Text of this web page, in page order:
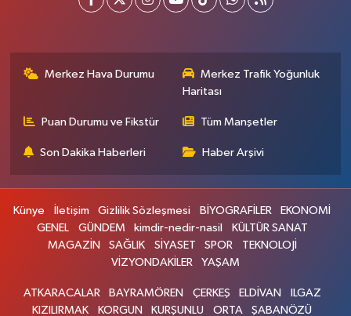
Merkez Hava Durumu
Merkez Trafik Yoğunluk
Haritası
Puan Durumu ve Fikstür Tüm Manşetler
Son Dakika Haberleri Haber Arşivi
Künye İletişim Gizlilik Sözleşmesi BİYOGRAFİLER
EKONOMİ
GENEL
GÜNDEM kimdir-nedir-nasil
KÜLTÜR SANAT
MAGAZİN
SAĞLIK SİYASET SPOR
TEKNOLOJİ
VİZYONDAKİLER
YAŞAM
ATKARACALAR BAYRAMÖREN ÇERKEŞ ELDİVAN
ILGAZ
KIZILIRMAK
KORGUN KURŞUNLU ORTA ŞABANÖZÜ